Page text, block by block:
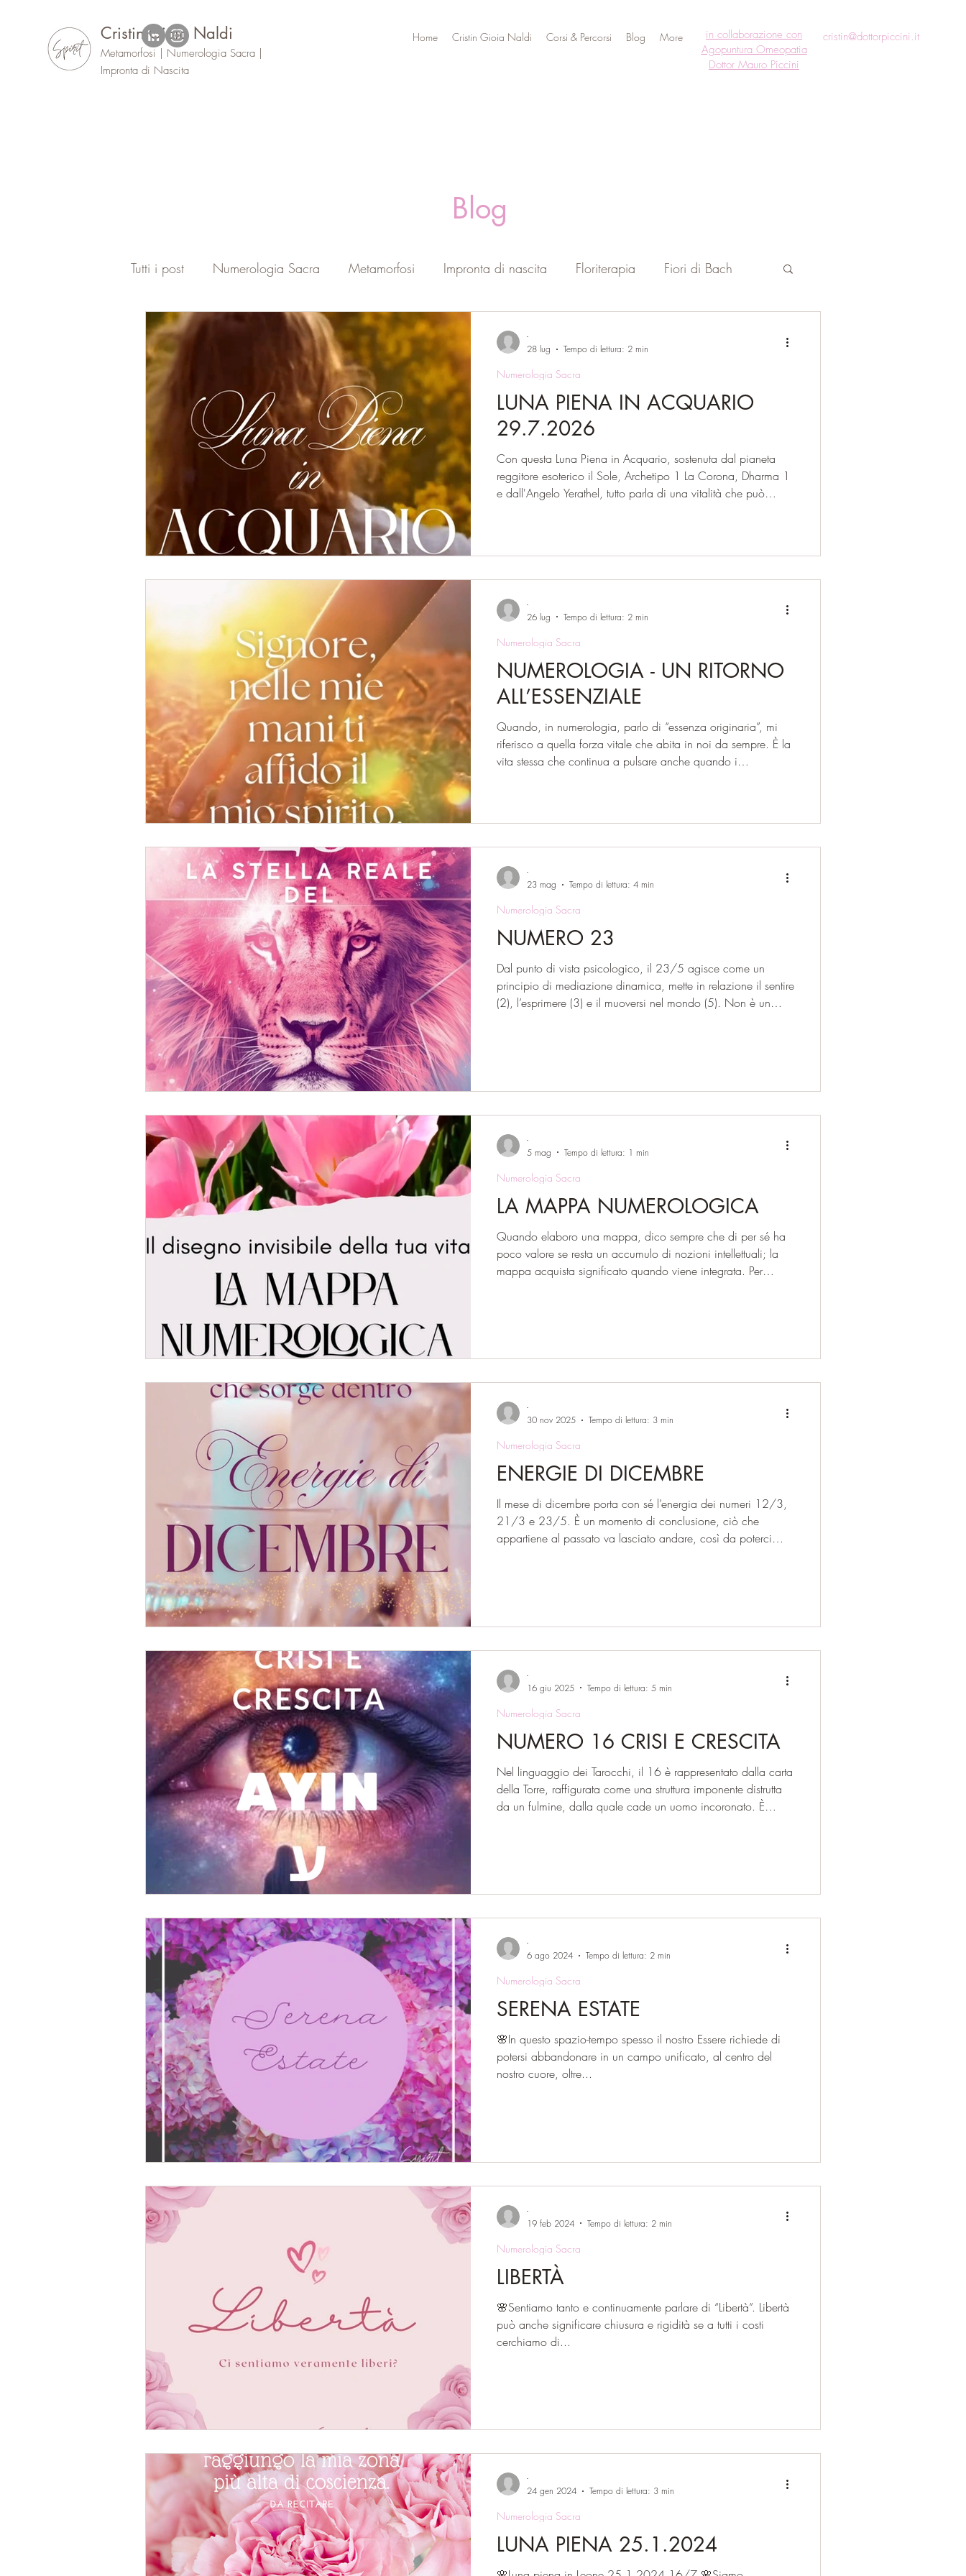
Cristin Gioia Naldi
Metamorfosi | Numerologia Sacra |
Impronta di Nascita
Home Cristin Gioia Naldi Corsi & Percorsi Blog More
in collaborazione con
Agopuntura Omeopatia
Dottor Mauro Piccini
cristin@dottorpiccini.it
Blog
Tutti i post Numerologia Sacra Metamorfosi Impronta di nascita Floriterapia Fiori di Bach
Oracolo
LUNA PIENA IN ACQUARIO
29.7.2026
Con questa Luna Piena in Acquario, sostenuta dal pianeta
reggitore esoterico il Sole, Archetipo 1 La Corona, Dharma 1
e dall'Angelo Yerathel, tutto parla di una vitalità che può
di niente, non potremo mai avanzare nel nostro percorso
come indi
Numerologia Sacra
-
28 lug
Tempo di lettura: 2 min
NUMEROLOGIA - UN RITORNO
ALL’ESSENZIALE
Quando, in numerologia, parlo di “essenza originaria”, mi
riferisco a quella forza vitale che abita in noi da sempre. È la
vita stessa che continua a pulsare anche quando i
natura più autentica. A questo proposito, riporto un episodio
che C.G.Jung raccon
Numerologia Sacra
-
26 lug
Tempo di lettura: 2 min
NUMERO 23
Dal punto di vista psicologico, il 23/5 agisce come un
principio di mediazione dinamica, mette in relazione il sentire
(2), l’esprimere (3) e il muoversi nel mondo (5). Non è un
guidata dal 23/5 possiede una mente mobile, non caotica,
Numerologia Sacra
-
23 mag
Tempo di lettura: 4 min
LA MAPPA NUMEROLOGICA
Quando elaboro una mappa, dico sempre che di per sé ha
poco valore se resta un accumulo di nozioni intellettuali; la
mappa acquista significato quando viene integrata. Per
temendo ciò che amiamo, evitando ciò che potrebbe darci
Numerologia Sacra
-
5 mag
Tempo di lettura: 1 min
ENERGIE DI DICEMBRE
Il mese di dicembre porta con sé l’energia dei numeri 12/3,
21/3 e 23/5. È un momento di conclusione, ciò che
appartiene al passato va lasciato andare, così da poterci
autocritica. È un periodo che ci incoraggia a esprimerci con
Numerologia Sacra
-
30 nov 2025
Tempo di lettura: 3 min
NUMERO 16 CRISI E CRESCITA
Nel linguaggio dei Tarocchi, il 16 è rappresentato dalla carta
della Torre, raffigurata come una struttura imponente distrutta
da un fulmine, dalla quale cade un uomo incoronato. È
autentico possa emergere. Dal punto di vista numerologico
Numerologia Sacra
-
16 giu 2025
Tempo di lettura: 5 min
SERENA ESTATE
🌸In questo spazio-tempo spesso il nostro Essere richiede di
potersi abbandonare in un campo unificato, al centro del
nostro cuore, oltre...
Numerologia Sacra
-
6 ago 2024
Tempo di lettura: 2 min
LIBERTÀ
🌸Sentiamo tanto e continuamente parlare di “Libertà”. Libertà
può anche significare chiusura e rigidità se a tutti i costi
cerchiamo di...
Numerologia Sacra
-
19 feb 2024
Tempo di lettura: 2 min
LUNA PIENA 25.1.2024
Numerologia Sacra
-
24 gen 2024
Tempo di lettura: 3 min